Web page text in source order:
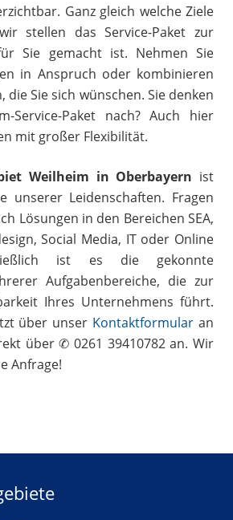
Ganz gleich welche Ziele
stellen das Service-Paket zur
Sie gemacht ist. Nehmen Sie
in Anspruch oder kombinieren
die Sie sich wünschen. Sie denken
Service-Paket nach? Auch hier
mit großer Flexibilität.
Weilheim in Oberbayern ist
unserer Leidenschaften. Fragen
Lösungen in den Bereichen SEA,
Social Media, IT oder Online
ist es die gekonnte
Aufgabenbereiche, die zur
Ihres Unternehmens führt.
über unser Kontaktformular an
über ✆ 0261 39410782 an. Wir
Anfrage!